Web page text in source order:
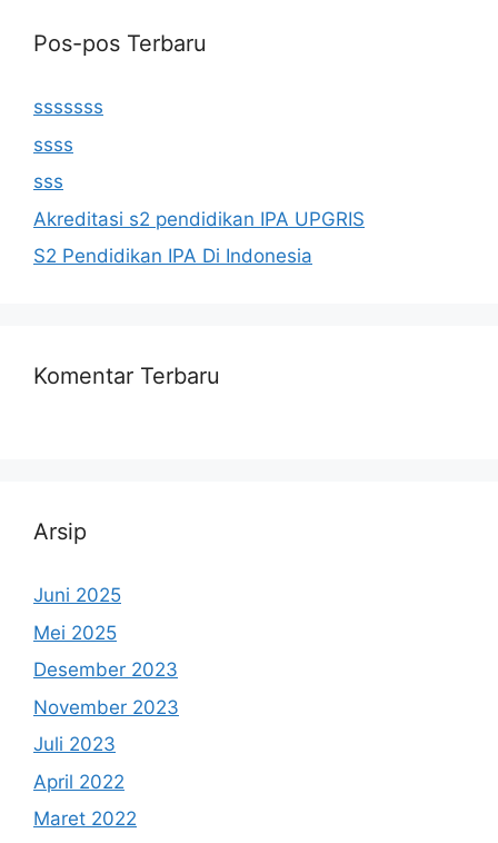
Pos-pos Terbaru
sssssss
ssss
sss
Akreditasi s2 pendidikan IPA UPGRIS
S2 Pendidikan IPA Di Indonesia
Komentar Terbaru
Arsip
Juni 2025
Mei 2025
Desember 2023
November 2023
Juli 2023
April 2022
Maret 2022